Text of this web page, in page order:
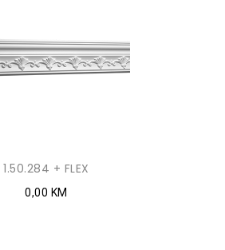
1.50.284 + FLEX
0,00 KM